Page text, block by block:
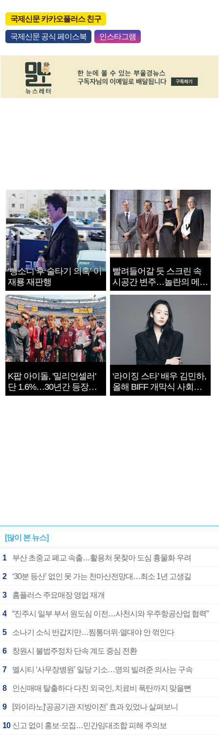
국제신문 카카오플러스 친구
국제신문 공식 페이스북 인스타그램
‘뺑소니 후 술타기 의혹’ 이
재룡 재판행
빨려들어갈 듯 스크린 속
시공간 변주…놀란의 메시
지는 ‘전쟁 속죄’
K팝 아이돌, '밀리언셀러'
단 1.6%…30년간 등장
1182개팀 전수조사
‘라이징 스타’ 배우 김민하,
올해 BIFF 개막식 사회자
확정
[많이 본 뉴스]
1 부산 초중교 폐교 속출…활용처 못찾아 도심 흉물화 우려
2 ‘30분 등산’ 없인 못 가는 천마산전망대…최소 1년 고생길
3 홈플러스 주요매장 영업 재개
4 “진주시 일부 부서 원도심 이전…사천시와 우주항공산업 협력”
5 소나기 소식 반갑지만…찜통더위·열대야 안 꺾인다
6 창원시 불법주정차 단속 계도 중심 전환
7 엘시티 ‘사무장병원’ 일당 기소…명의 빌려준 의사는 구속
8 인신매매 탈출하다 다친 외국인, 치료비 폭탄까지 맞을뻔
9 [와이라노]‘공공기관 지방이전’ 효과 있었나 살펴보니
10 신고 없이 홍보·모집…민간임대조합 피해 주의보